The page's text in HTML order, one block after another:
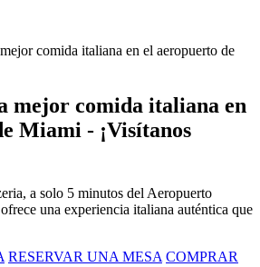
comida italiana en el aeropuerto de
mejor comida italiana en
Miami - ¡Visítanos
a solo 5 minutos del Aeropuerto
una experiencia italiana auténtica que
RESERVAR UNA MESA COMPRAR